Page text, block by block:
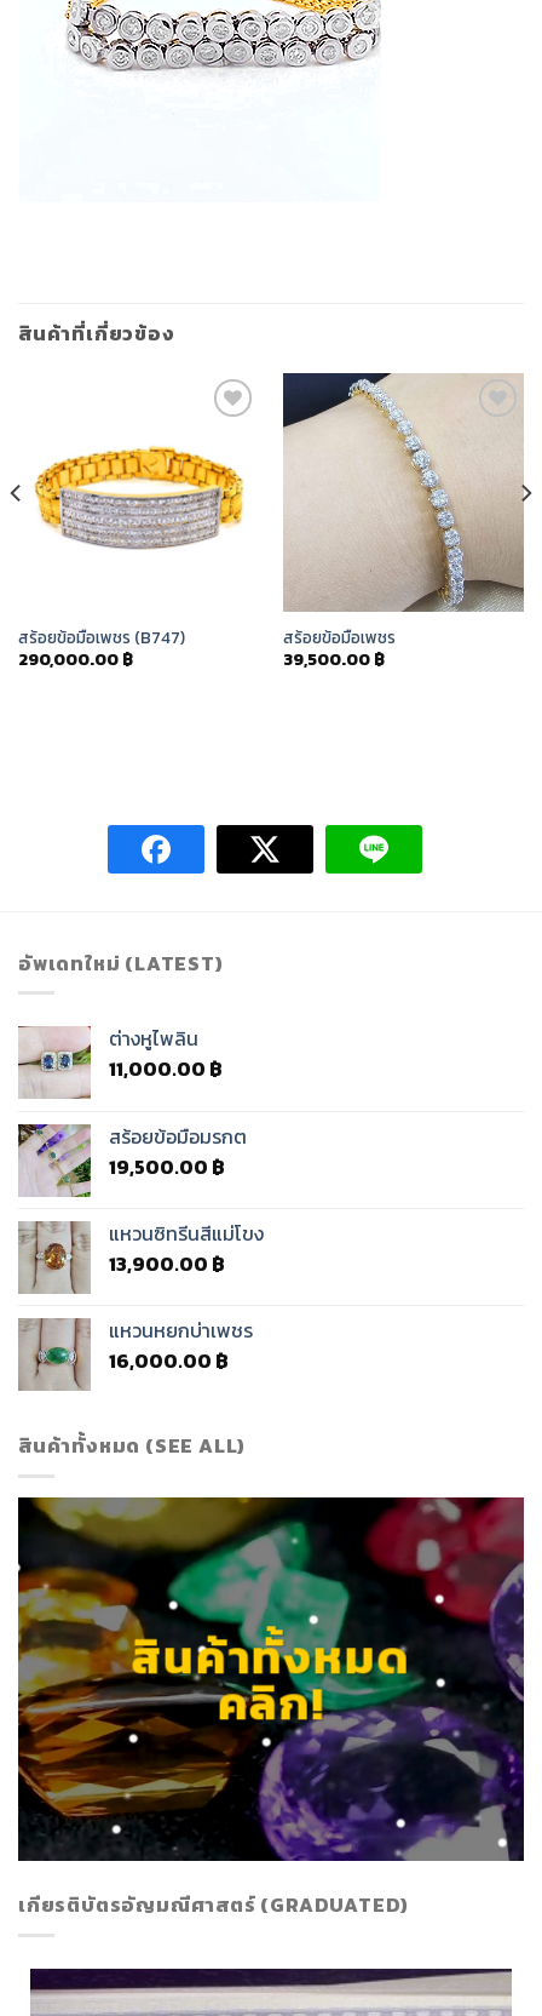
สินค้าที่เกี่ยวข้อง
Wishlist
สร้อยข้อมือเพชร (B747)
290,000.00 ฿
สร้อยข้อมือเพชร
39,500.00 ฿
อัพเดทใหม่ (LATEST)
ต่างหูไพลิน
11,000.00 ฿
สร้อยข้อมือมรกต
19,500.00 ฿
แหวนซิทรีนสีแม่โขง
13,900.00 ฿
แหวนหยกบ่าเพชร
16,000.00 ฿
สินค้าทั้งหมด (SEE ALL)
สินค้าทั้งหมด
คลิก!
เกียรติบัตรอัญมณีศาสตร์ (GRADUATED)